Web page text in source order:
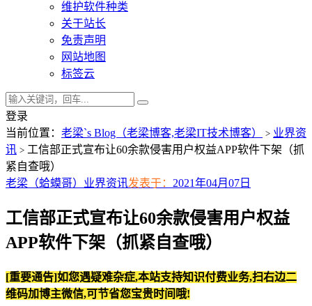
维护软件种类
关于站长
免责声明
网站地图
标签云
登录
当前位置： 老梁`s Blog（老梁博客,老梁IT技术博客） > 业界资
讯 > 工信部正式宣布让60余款侵害用户权益APP软件下架（抓
紧自查哦）
老梁（蛤蟆哥） 业界资讯发表于： 2021年04月07日
工信部正式宣布让60余款侵害用户权益
APP软件下架（抓紧自查哦）
[重要通告]如您遇疑难杂症,本站支持知识付费业务,扫右边二
维码加博主微信,可节省您宝贵时间哦!